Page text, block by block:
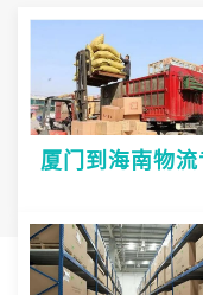
厦门到海南物流